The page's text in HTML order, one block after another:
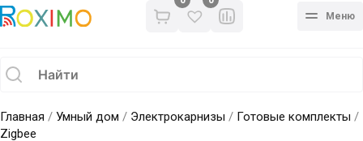
Меню
Главная / Умный дом / Электрокарнизы / Готовые комплекты /
Zigbee